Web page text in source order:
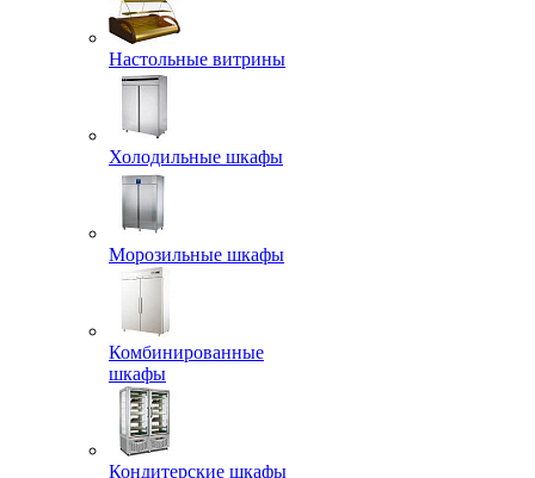
Настольные витрины
Холодильные шкафы
Морозильные шкафы
Комбинированные
шкафы
Кондитерские шкафы